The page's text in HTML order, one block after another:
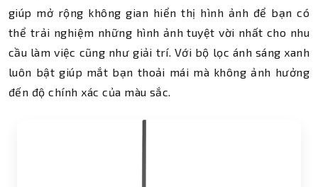
giúp mở rộng không gian hiển thị hình ảnh để bạn có
thể trải nghiệm những hình ảnh tuyệt vời nhất cho nhu
cầu làm việc cũng như giải trí. Với bộ lọc ánh sáng xanh
luôn bật giúp mắt bạn thoải mái mà không ảnh hưởng
đến độ chính xác của màu sắc.